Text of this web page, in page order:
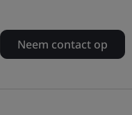
Neem contact op